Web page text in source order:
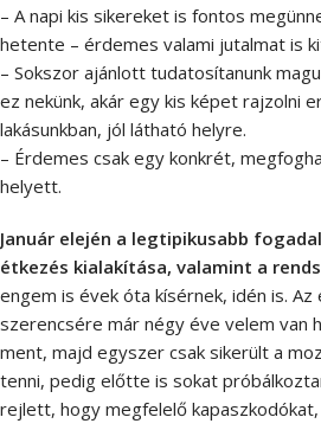
– A napi kis sikereket is fontos
hetente – érdemes valami jutalmat is
– Sokszor ajánlott tudatosítanunk
ez nekünk, akár egy kis képet rajzolni
lakásunkban, jól látható helyre.
– Érdemes csak egy konkrét,
helyett.
Január elején a legtipikusabb
étkezés kialakítása, valamint a
engem is évek óta kísérnek, idén is. Az
szerencsére már négy éve velem van
ment, majd egyszer csak sikerült a
tenni, pedig előtte is sokat
rejlett, hogy megfelelő